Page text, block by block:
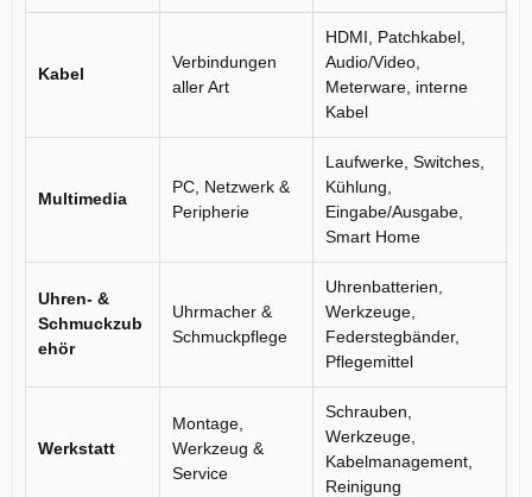
Kabel
Verbindungen
aller Art
HDMI, Patchkabel,
Audio/Video,
Meterware, interne
Kabel
Multimedia
PC, Netzwerk &
Peripherie
Laufwerke, Switches,
Kühlung,
Eingabe/Ausgabe,
Smart Home
Uhren- &
Schmuckzub
ehör
Uhrmacher &
Schmuckpflege
Uhrenbatterien,
Werkzeuge,
Federstegbänder,
Pflegemittel
Werkstatt
Montage,
Werkzeug &
Service
Schrauben,
Werkzeuge,
Kabelmanagement,
Reinigung